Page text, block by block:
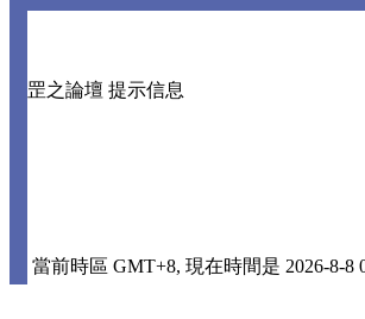
罡之論壇 提示信息
當前時區 GMT+8, 現在時間是 2026-8-8